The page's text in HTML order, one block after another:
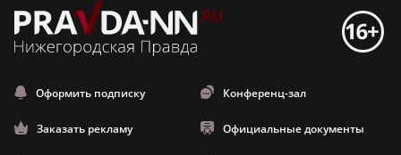
Оформить подписку Конференц-зал
Заказать рекламу Официальные документы